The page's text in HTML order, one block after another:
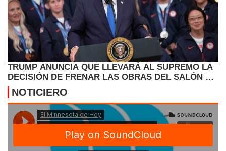
TRUMP ANUNCIA QUE LLEVARÁ AL SUPREMO LA
DECISIÓN DE FRENAR LAS OBRAS DEL SALÓN DE
BAILE
NOTICIERO